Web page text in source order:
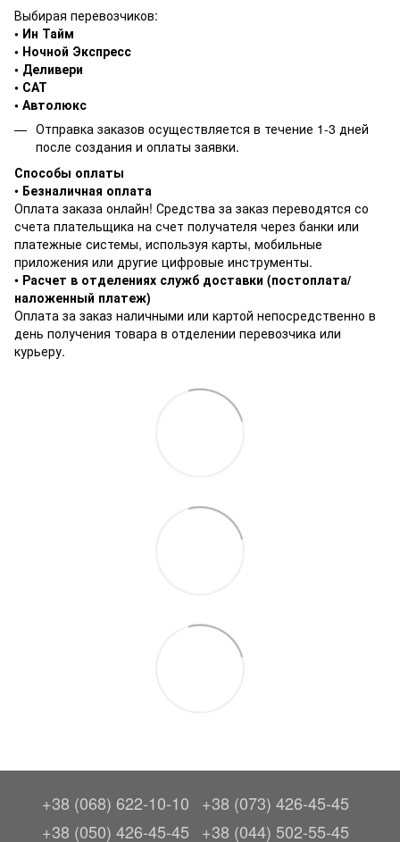
Выбирая перевозчиков:
• Ин Тайм
• Ночной Экспресс
• Деливери
• САТ
• Автолюкс
Отправка заказов осуществляется в течение 1-3 дней
после создания и оплаты заявки.
Способы оплаты
• Безналичная оплата
Оплата заказа онлайн! Средства за заказ переводятся со
счета плательщика на счет получателя через банки или
платежные системы, используя карты, мобильные
приложения или другие цифровые инструменты.
• Расчет в отделениях служб доставки (постоплата/
наложенный платеж)
Оплата за заказ наличными или картой непосредственно в
день получения товара в отделении перевозчика или
курьеру.
+38 (068) 622-10-10
+38 (073) 426-45-45
+38 (050) 426-45-45
+38 (044) 502-55-45